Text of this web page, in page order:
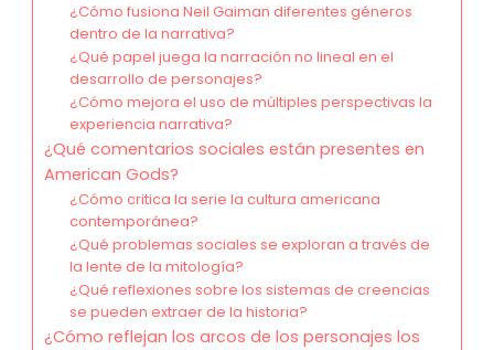
¿Cómo fusiona Neil Gaiman diferentes géneros
dentro de la narrativa?
¿Qué papel juega la narración no lineal en el
desarrollo de personajes?
¿Cómo mejora el uso de múltiples perspectivas la
experiencia narrativa?
¿Qué comentarios sociales están presentes en
American Gods?
¿Cómo critica la serie la cultura americana
contemporánea?
¿Qué problemas sociales se exploran a través de
la lente de la mitología?
¿Qué reflexiones sobre los sistemas de creencias
se pueden extraer de la historia?
¿Cómo reflejan los arcos de los personajes los